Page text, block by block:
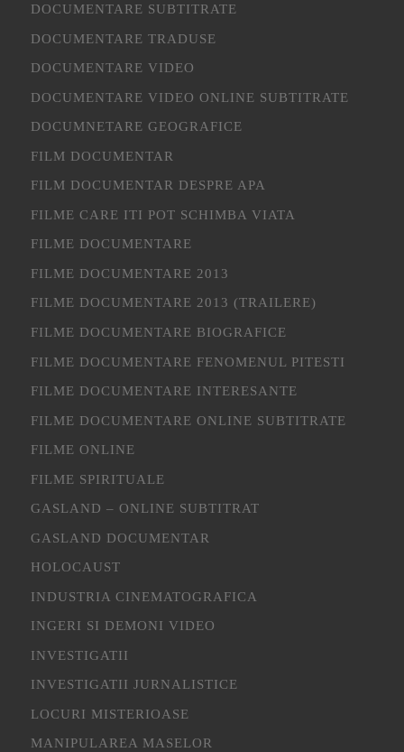
DOCUMENTARE SUBTITRATE
DOCUMENTARE TRADUSE
DOCUMENTARE VIDEO
DOCUMENTARE VIDEO ONLINE SUBTITRATE
DOCUMNETARE GEOGRAFICE
FILM DOCUMENTAR
FILM DOCUMENTAR DESPRE APA
FILME CARE ITI POT SCHIMBA VIATA
FILME DOCUMENTARE
FILME DOCUMENTARE 2013
FILME DOCUMENTARE 2013 (TRAILERE)
FILME DOCUMENTARE BIOGRAFICE
FILME DOCUMENTARE FENOMENUL PITESTI
FILME DOCUMENTARE INTERESANTE
FILME DOCUMENTARE ONLINE SUBTITRATE
FILME ONLINE
FILME SPIRITUALE
GASLAND – ONLINE SUBTITRAT
GASLAND DOCUMENTAR
HOLOCAUST
INDUSTRIA CINEMATOGRAFICA
INGERI SI DEMONI VIDEO
INVESTIGATII
INVESTIGATII JURNALISTICE
LOCURI MISTERIOASE
MANIPULAREA MASELOR